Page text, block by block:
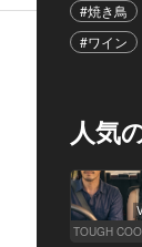
#焼き鳥
#ワイン
人気
TOUGH